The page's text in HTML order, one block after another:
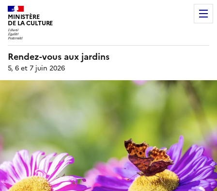
MINISTÈRE
DE LA CULTURE
Rendez-vous aux jardins
5, 6 et 7 juin 2026